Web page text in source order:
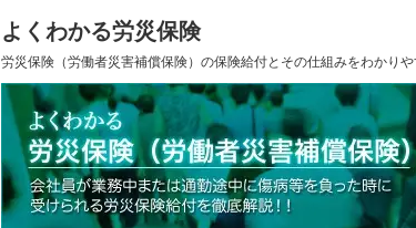
よくわかる労災保険
労災保険（労働者災害補償保険）の保険給付とその仕組みをわかり